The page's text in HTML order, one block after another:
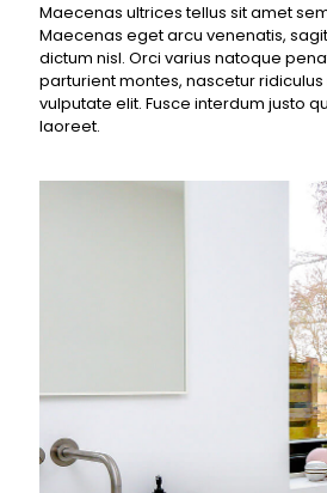
Maecenas ultrices tellus sit amet
Maecenas eget arcu venenatis,
dictum nisl. Orci varius natoque
parturient montes, nascetur ridiculus
vulputate elit. Fusce interdum justo
laoreet.